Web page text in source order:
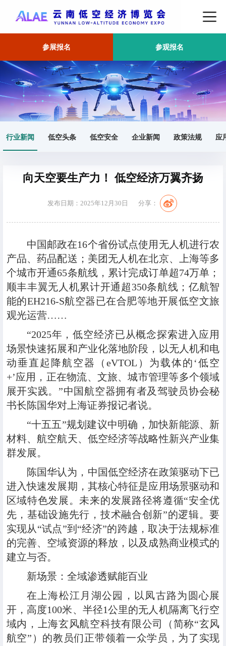
参展报名 参观报名
行业新闻 低空头条 低空安全 企业新闻 政策法规 应
首页 行业新闻 正文
向天空要生产力！ 低空经济万翼齐扬
发布日期：2025年12月30日 分享：
中国邮政在16个省份试点使用无人机进行农
产品、药品配送；美团无人机在北京、上海等多
个城市开通65条航线，累计完成订单超74万单；
顺丰丰翼无人机累计开通超350条航线；亿航智
能的EH216-S航空器已在合肥等地开展低空文旅
观光运营……
“2025年，低空经济已从概念探索进入应用
场景快速拓展和产业化落地阶段，以无人机和电
动垂直起降航空器（eVTOL）为载体的‘低空
+’应用，正在物流、文旅、城市管理等多个领域
展开实践。”中国航空器拥有者及驾驶员协会秘
书长陈国华对上海证券报记者说。
“十五五”规划建议中明确，加快新能源、新
材料、航空航天、低空经济等战略性新兴产业集
群发展。
陈国华认为，中国低空经济在政策驱动下已
进入快速发展期，其核心特征是应用场景驱动和
区域特色发展。未来的发展路径将遵循“安全优
先，基础设施先行，技术融合创新”的逻辑。要
实现从“试点”到“经济”的跨越，取决于法规标准
的完善、空域资源的释放，以及成熟商业模式的
建立与否。
新场景：全域渗透赋能百业
在上海松江月湖公园，以凤古路为圆心展
开，高度100米、半径1公里的无人机隔离飞行空
域内，上海玄风航空科技有限公司（简称“玄风
航空”）的教员们正带领着一众学员，为了实现